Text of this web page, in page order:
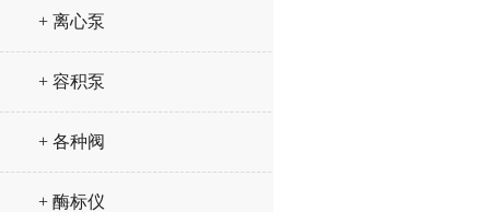
+ 离心泵
+ 容积泵
+ 各种阀
+ 酶标仪